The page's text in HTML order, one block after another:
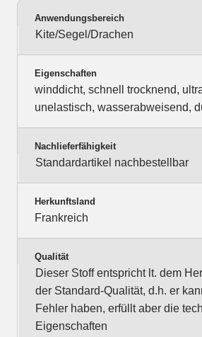
Anwendungsbereich
Kite/Segel/Drachen
Eigenschaften
winddicht, schnell trocknend,
unelastisch, wasserabweisend,
Nachlieferfähigkeit
Standardartikel nachbestellbar
Herkunftsland
Frankreich
Qualität
Dieser Stoff entspricht lt. dem
der Standard-Qualität, d.h. er
Fehler haben, erfüllt aber die
Eigenschaften